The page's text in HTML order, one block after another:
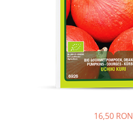
Bulbi de Echinacea
Bulbi de Fritillaria
Bulbi de Gaillardia (Kokarda)
Bulbi de Irisi - Stanjenel
Păr - Pyrus communis
Smochini - Ficus carica
16,50 RON